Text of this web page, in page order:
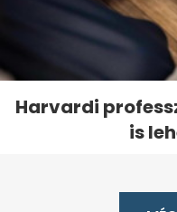
Harvardi
is